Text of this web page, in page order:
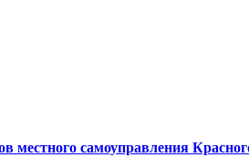
самоуправления